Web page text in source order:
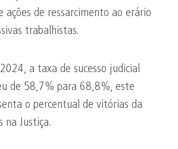
ações de ressarcimento ao erário
trabalhistas.
a taxa de sucesso judicial
de 58,7% para 68,8%, este
o percentual de vitórias da
na Justiça.